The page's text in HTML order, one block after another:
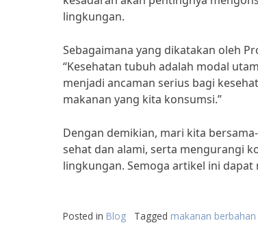
lingkungan.
Sebagaimana yang dikatakan oleh
“Kesehatan tubuh adalah modal
menjadi ancaman serius bagi
makanan yang kita konsumsi.”
Dengan demikian, mari kita
sehat dan alami, serta mengurangi
lingkungan. Semoga artikel ini
Posted in Blog Tagged makanan